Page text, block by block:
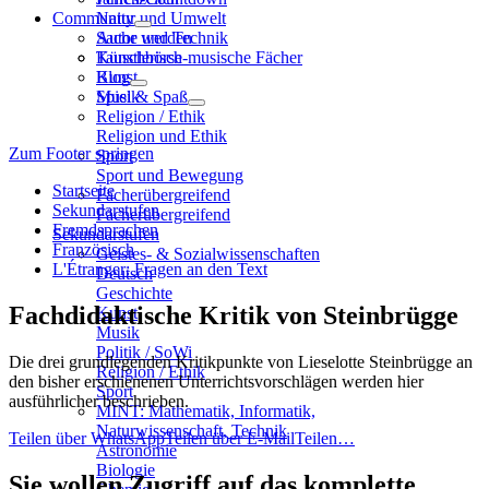
Natur und Umwelt
Sache und Technik
Künstlerisch-musische Fächer
Kunst
Musik
Religion / Ethik
Religion und Ethik
Sport
Sport und Bewegung
Fächerübergreifend
Fächerübergreifend
Sekundarstufen
Geistes- & Sozialwissenschaften
Deutsch
Geschichte
Kunst
Musik
Politik / SoWi
Religion / Ethik
Sport
MINT: Mathematik, Informatik,
Naturwissenschaft, Technik
Astronomie
Biologie
Community
Autor werden
Tauschbörse
Blog
Spiel & Spaß
Zum Footer springen
Startseite
Sekundarstufen
Fremdsprachen
Französisch
L'Étranger: Fragen an den Text
Fachdidaktische Kritik von Steinbrügge
Die drei grundlegenden Kritikpunkte von Lieselotte Steinbrügge an
den bisher erschienenen Unterrichtsvorschlägen werden hier
ausführlicher beschrieben.
Teilen über WhatsAppTeilen über E-MailTeilen…